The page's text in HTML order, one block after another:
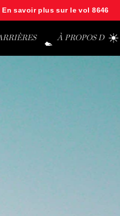
En savoir plus sur le vol 8646
À PROPOS DE